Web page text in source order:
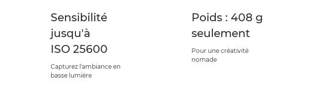
Sensibilité
jusqu'à
ISO 25600
Capturez l'ambiance en
basse lumière
Poids : 408 g
seulement
Pour une créativité
nomade